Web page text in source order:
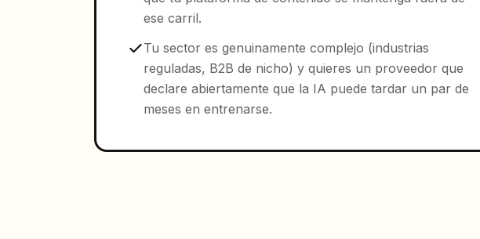
ese carril.
Tu sector es genuinamente complejo (industrias
reguladas, B2B de nicho) y quieres un proveedor que
declare abiertamente que la IA puede tardar un par de
meses en entrenarse.